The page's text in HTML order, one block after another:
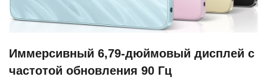
Иммерсивный 6,79-дюймовый дисплей с
частотой обновления 90 Гц